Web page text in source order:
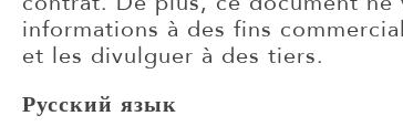
informations à des fins
et les divulguer à des tiers.
Русский язык